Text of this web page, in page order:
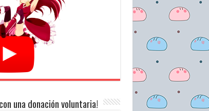
una donación voluntaria!